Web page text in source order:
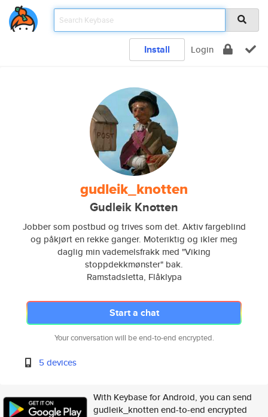
Install Login
gudleik_knotten
Gudleik Knotten
Jobber som postbud og trives som det. Aktiv fargeblind
og påkjørt en rekke ganger. Moteriktig og ikler meg
daglig min vademelsfrakk med "Viking
stoppdekkmønster" bak.
Ramstadsletta, Flåklypa
Start a chat
Your conversation will be end-to-end encrypted.
5 devices
With Keybase for Android, you can send
gudleik_knotten end-to-end encrypted